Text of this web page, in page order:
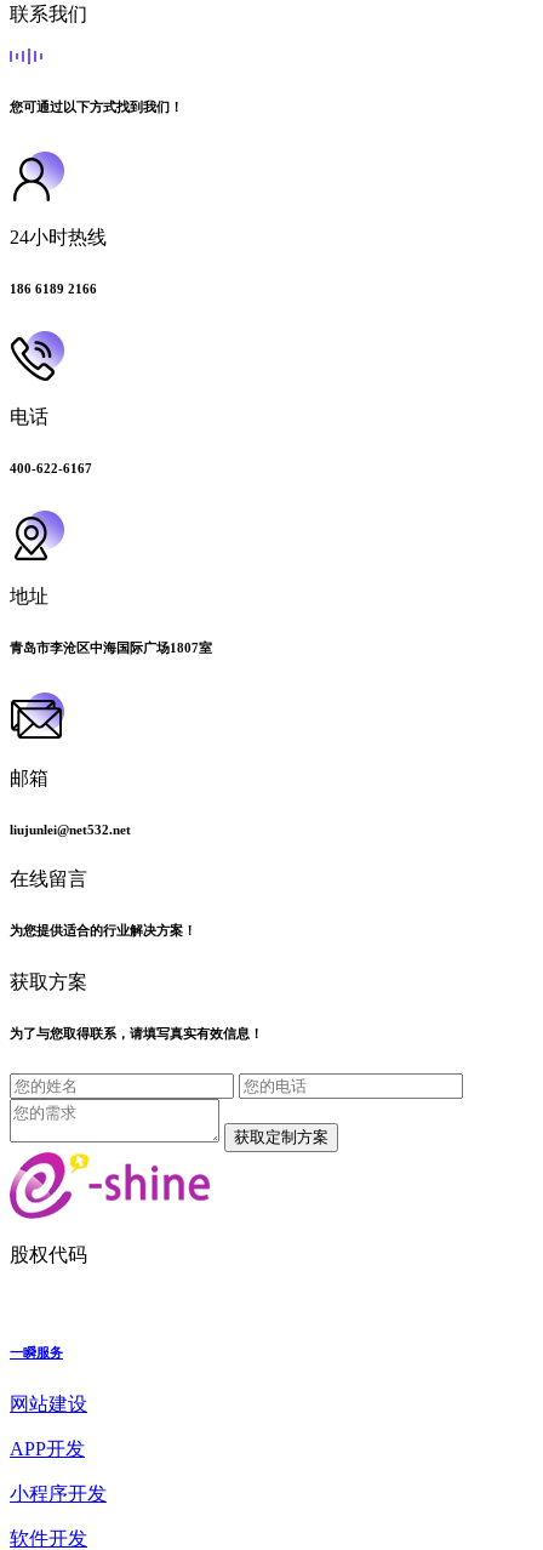
联系我们
您可通过以下方式找到我们！
24小时热线
186 6189 2166
电话
400-622-6167
地址
青岛市李沧区中海国际广场1807室
邮箱
liujunlei@net532.net
在线留言
为您提供适合的行业解决方案！
获取方案
为了与您取得联系，请填写真实有效信息！
股权代码
一瞬服务
网站建设
APP开发
小程序开发
软件开发